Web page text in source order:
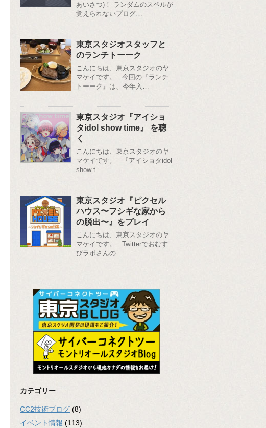
あいさつ)！ ランダムのスペルが
覚えられないプログ…
東京スタジオスタッフと
のランチトーーク
こんにちは、東京スタジオのヤ
マケイです。 今回の『ランチ
トーーク』は、今年入…
東京スタジオ『アイショ
タidol show time』 を聴
く
こんにちは、東京スタジオのヤ
マケイです。 『アイショタidol
show t…
東京スタジオ『ピクセル
ハウス〜フシギな家から
の脱出〜』をプレイ
こんにちは、東京スタジオのヤ
マケイです。 Twitterでおむす
びラボさんの…
カテゴリー
CC2技術ブログ (8)
イベント情報 (113)